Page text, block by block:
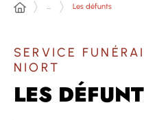
... Les défunts
SERVICE
NIORT
LES